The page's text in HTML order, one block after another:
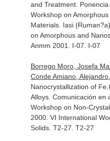
and Treatment.
Workshop on
Materials. Iasi
on Amorphous and
Anmm 2001. I-07. I-07
Borrego Moro, Josefa
Conde Amiano,
Nanocrystallization of
Alloys. Comunicación en
Workshop on Non-
2000. VI International
Solids. T2-27. T2-27